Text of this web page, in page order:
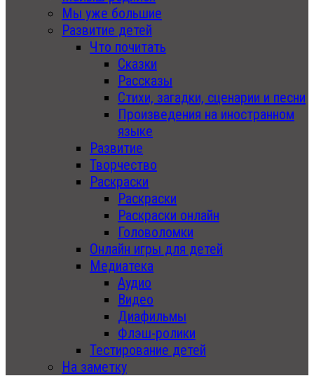
Мы уже большие
Развитие детей
Что почитать
Сказки
Рассказы
Стихи, загадки, сценарии и песни
Произведения на иностранном
языке
Развитие
Творчество
Раскраски
Раскраски
Раскраски онлайн
Головоломки
Онлайн игры для детей
Медиатека
Аудио
Видео
Диафильмы
Флэш-ролики
Тестирование детей
На заметку